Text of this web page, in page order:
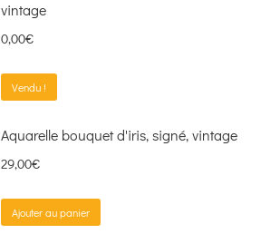
vintage
0,00€
Vendu !
Aquarelle bouquet d'iris, signé, vintage
29,00€
Ajouter au panier